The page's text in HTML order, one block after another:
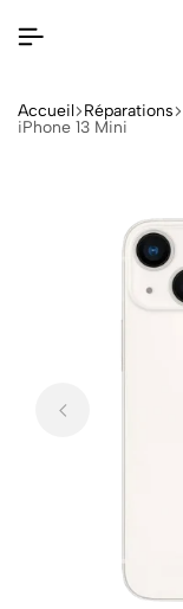
Accueil Réparations
iPhone 13 Mini